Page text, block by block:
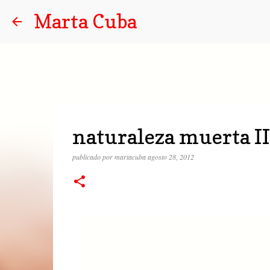
Marta Cuba
naturaleza muerta
publicado pormartacuba agosto 28, 2012